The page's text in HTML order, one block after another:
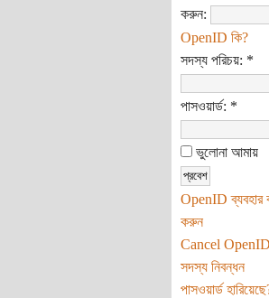
করুন:
OpenID কি?
সদস্য পরিচয়: *
পাসওয়ার্ড: *
ভুলোনা আমায়
OpenID ব্যবহার
করুন
Cancel
সদস্য নিবন্ধন
পাসওয়ার্ড